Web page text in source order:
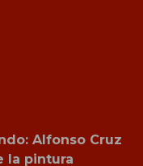
Alfonso Cruz
la pintura